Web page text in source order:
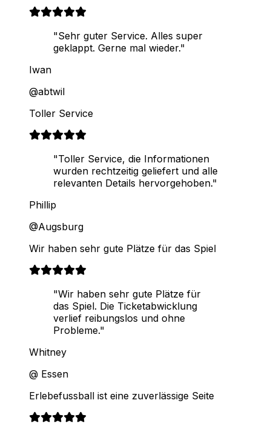
"Sehr guter Service. Alles super
geklappt. Gerne mal wieder."
Iwan
@abtwil
Toller Service
"Toller Service, die Informationen
wurden rechtzeitig geliefert und alle
relevanten Details hervorgehoben."
Phillip
@Augsburg
Wir haben sehr gute Plätze für das Spiel
"Wir haben sehr gute Plätze für
das Spiel. Die Ticketabwicklung
verlief reibungslos und ohne
Probleme."
Whitney
@ Essen
Erlebefussball ist eine zuverlässige Seite